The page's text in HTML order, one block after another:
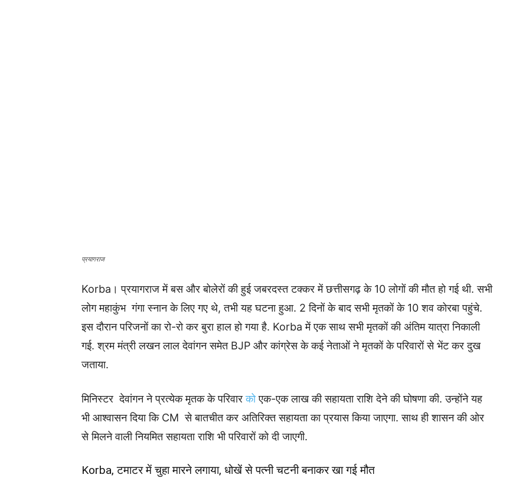
प्रयागराज
Korba। प्रयागराज में बस और बोलेरों की हुई जबरदस्त टक्कर में छत्तीसगढ़ के 10 लोगों की मौत हो गई थी. सभी
लोग महाकुंभ गंगा स्नान के लिए गए थे, तभी यह घटना हुआ. 2 दिनों के बाद सभी मृतकों के 10 शव कोरबा पहुंचे.
इस दौरान परिजनों का रो-रो कर बुरा हाल हो गया है. Korba में एक साथ सभी मृतकों की अंतिम यात्रा निकाली
गई. श्रम मंत्री लखन लाल देवांगन समेत BJP और कांग्रेस के कई नेताओं ने मृतकों के परिवारों से भेंट कर दुख
जताया.
मिनिस्टर देवांगन ने प्रत्येक मृतक के परिवारकोएक-एक लाख की सहायता राशि देने की घोषणा की. उन्होंने यह
भी आश्वासन दिया कि CM से बातचीत कर अतिरिक्त सहायता का प्रयास किया जाएगा. साथ ही शासन की ओर
से मिलने वाली नियमित सहायता राशि भी परिवारों को दी जाएगी.
Korba, टमाटर में चुहा मारने लगाया, धोखें से पत्नी चटनी बनाकर खा गई मौत